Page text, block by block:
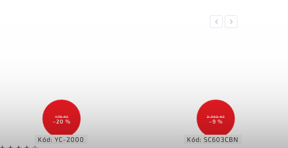
Previous
479 Kč
–20 %
Kód: YC-2000
2 362 Kč
–9 %
Kód: SC603CBN
Next